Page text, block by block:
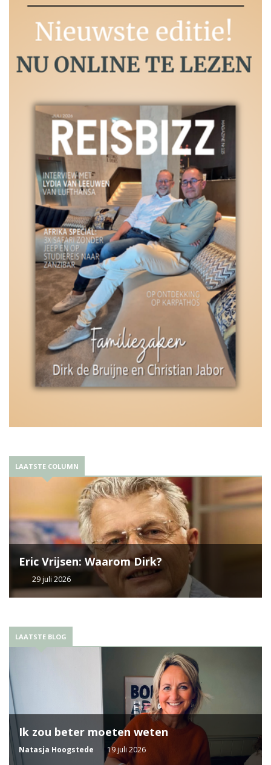
LAATSTE COLUMN
Eric Vrijsen: Waarom Dirk?
29 juli 2026
LAATSTE BLOG
Ik zou beter moeten weten
Natasja Hoogstede 19 juli 2026